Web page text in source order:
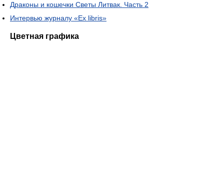
Драконы и кошечки Светы Литвак. Часть 2
Интервью журналу «Ex libris»
Цветная графика